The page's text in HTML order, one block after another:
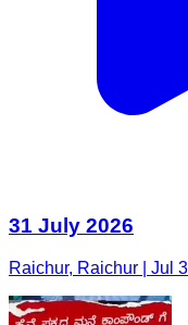
31 July 2026
Raichur, Raichur | Jul